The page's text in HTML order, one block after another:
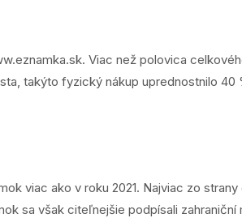
. Viac než polovica
takýto fyzický nákup uprednostnilo 40
viac ako v roku 2021. Najviac zo
sa však citeľnejšie podpísali zahraniční